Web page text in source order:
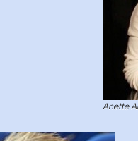
Anette